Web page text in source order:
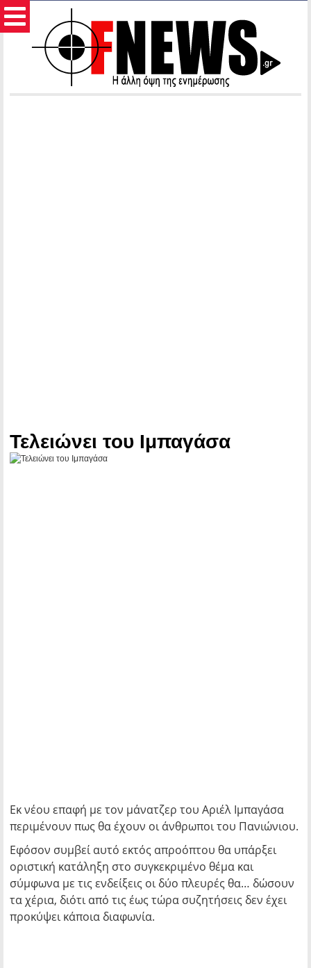
Τελειώνει του Ιμπαγάσα
Εκ νέου επαφή με τον μάνατζερ του Αριέλ Ιμπαγάσα
περιμένουν πως θα έχουν οι άνθρωποι του Πανιώνιου.
Εφόσον συμβεί αυτό εκτός απροόπτου θα υπάρξει
οριστική κατάληξη στο συγκεκριμένο θέμα και
σύμφωνα με τις ενδείξεις οι δύο πλευρές θα… δώσουν
τα χέρια, διότι από τις έως τώρα συζητήσεις δεν έχει
προκύψει κάποια διαφωνία.